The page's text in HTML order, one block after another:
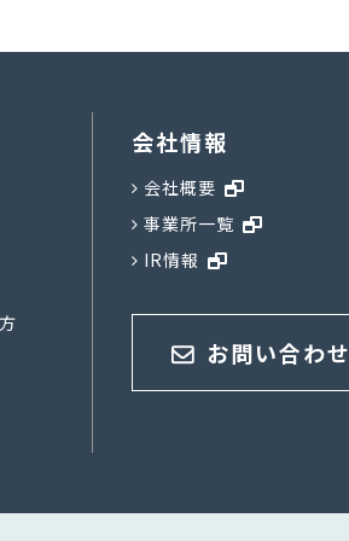
会社情報
会社概要
事業所一覧
IR情報
お問い合わせ